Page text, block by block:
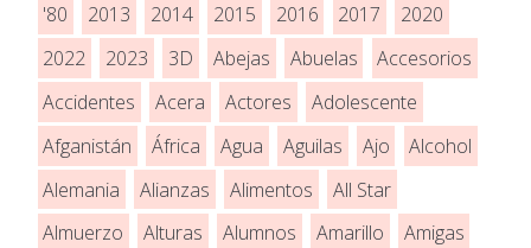
'80 2013 2014 2015 2016 2017
2020
2022
2023 3D Abejas Abuelas
Accesorios
Accidentes
Acera Actores
Adolescente
Afganistán
África Agua Aguilas Ajo
Alcohol
Alemania
Alianzas Alimentos
All Star
Almuerzo
Alturas Alumnos Amarillo
Amigas